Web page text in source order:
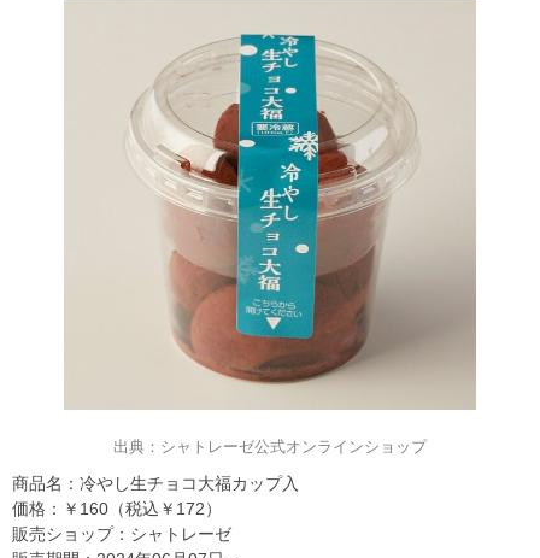
出典：シャトレーゼ公式オンラインショップ
商品名：冷やし生チョコ大福カップ入
価格：￥160（税込￥172）
販売ショップ：シャトレーゼ